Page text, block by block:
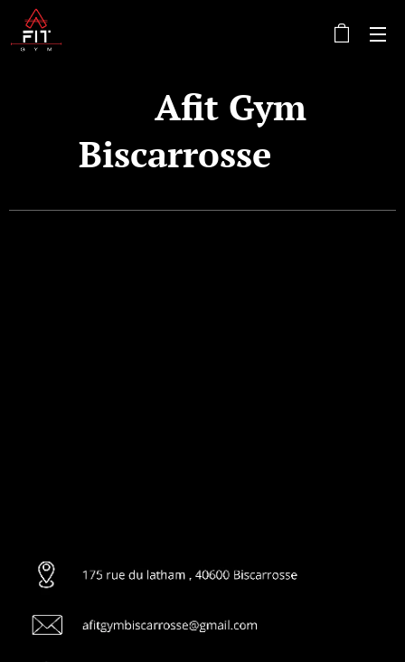
🔺 Afit Gym
Biscarrosse 🔺